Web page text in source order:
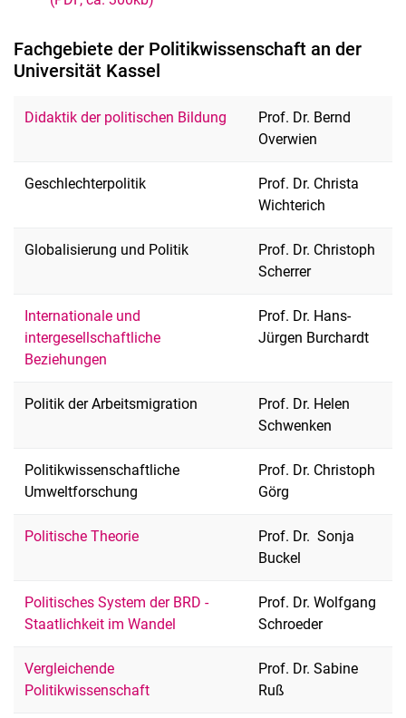
Fachgebiete der Politikwissenschaft an der
Universität Kassel
Didaktik der politischen Bildung
Prof. Dr. Bernd
Overwien
Geschlechterpolitik
Prof. Dr. Christa
Wichterich
Globalisierung und Politik
Prof. Dr. Christoph
Scherrer
Internationale und
intergesellschaftliche
Beziehungen
Prof. Dr. Hans-
Jürgen Burchardt
Politik der Arbeitsmigration
Prof. Dr. Helen
Schwenken
Politikwissenschaftliche
Umweltforschung
Prof. Dr. Christoph
Görg
Politische Theorie
Prof. Dr. Sonja
Buckel
Politisches System der BRD -
Staatlichkeit im Wandel
Prof. Dr. Wolfgang
Schroeder
Vergleichende
Politikwissenschaft
Prof. Dr. Sabine
Ruß